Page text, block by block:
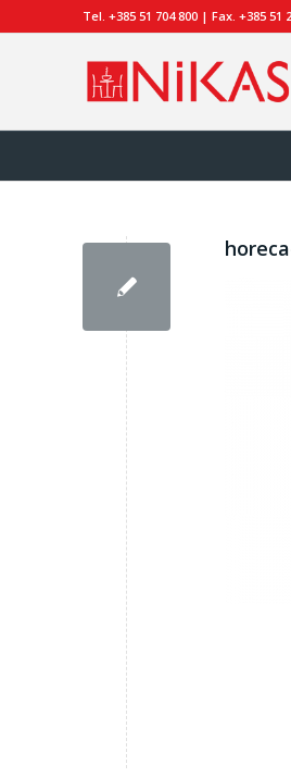
Tel. +385 51 704 800 | Fax. +385 51